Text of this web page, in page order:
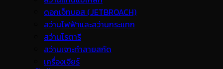
ดอกเจ็ทบอส (JETBROACH)
สว่านไฟฟ้าและสว่านกระแทก
สว่านโรตารี
สว่านเจาะทำลายสกัด
เครื่องเจียร์